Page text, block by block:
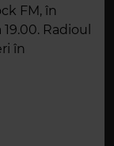
FM, în
Radioul
în